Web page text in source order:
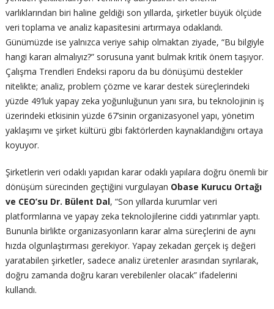
varlıklarından biri haline geldiği son yıllarda, şirketler büyük ölçüde
veri toplama ve analiz kapasitesini artırmaya odaklandı.
Günümüzde ise yalnızca veriye sahip olmaktan ziyade, “Bu bilgiyle
hangi kararı almalıyız?” sorusuna yanıt bulmak kritik önem taşıyor.
Çalışma Trendleri Endeksi raporu da bu dönüşümü destekler
nitelikte; analiz, problem çözme ve karar destek süreçlerindeki
yüzde 49’luk yapay zeka yoğunluğunun yanı sıra, bu teknolojinin iş
üzerindeki etkisinin yüzde 67’sinin organizasyonel yapı, yönetim
yaklaşımı ve şirket kültürü gibi faktörlerden kaynaklandığını ortaya
koyuyor.
Şirketlerin veri odaklı yapıdan karar odaklı yapılara doğru önemli bir
dönüşüm sürecinden geçtiğini vurgulayan Obase Kurucu Ortağı
ve CEO’su Dr. Bülent Dal, “Son yıllarda kurumlar veri
platformlarına ve yapay zeka teknolojilerine ciddi yatırımlar yaptı.
Bununla birlikte organizasyonların karar alma süreçlerini de aynı
hızda olgunlaştırması gerekiyor. Yapay zekadan gerçek iş değeri
yaratabilen şirketler, sadece analiz üretenler arasından sıyrılarak,
doğru zamanda doğru kararı verebilenler olacak” ifadelerini
kullandı.